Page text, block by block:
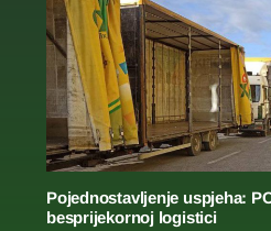
Pojednostavljenje uspjeha:
besprijekornoj logistici